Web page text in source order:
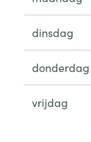
dinsdag
donderdag
vrijdag